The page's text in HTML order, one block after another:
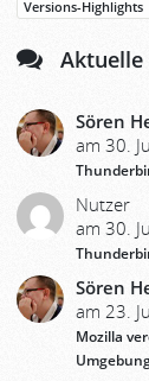
Versions-Highlights
Aktuelle
Sören
am 30.
Nutzer
am 30.
Sören
am 23.
Mozilla